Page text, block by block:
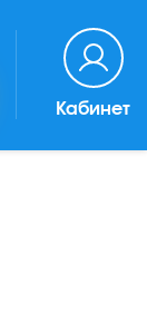
Кабинет